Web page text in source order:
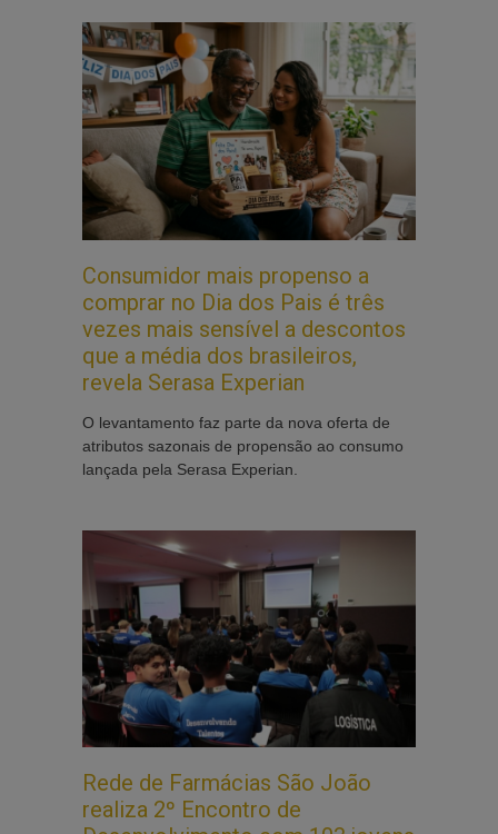
Consumidor mais propenso a
comprar no Dia dos Pais é três
vezes mais sensível a descontos
que a média dos brasileiros,
revela Serasa Experian
O levantamento faz parte da nova oferta de
atributos sazonais de propensão ao consumo
lançada pela Serasa Experian.
Rede de Farmácias São João
realiza 2º Encontro de